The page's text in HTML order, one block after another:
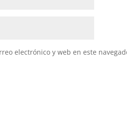
electrónico y web en este